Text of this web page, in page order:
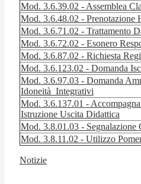
Mod. 3.6.39.02 - Assemblea
Mod. 3.6.48.02 - Prenotazione
Mod. 3.6.71.02 - Trattamento
Mod. 3.6.72.02 - Esonero
Mod. 3.6.87.02 - Richiesta
Mod. 3.6.123.02 - Domanda
Mod. 3.6.97.03 - Domanda
Idoneità_Integrativi
Mod. 3.6.137.01 -
Istruzione Uscita Didattica
Mod. 3.8.01.03 - Segnalazione
Mod. 3.8.11.02 - Utilizzo
Notizie